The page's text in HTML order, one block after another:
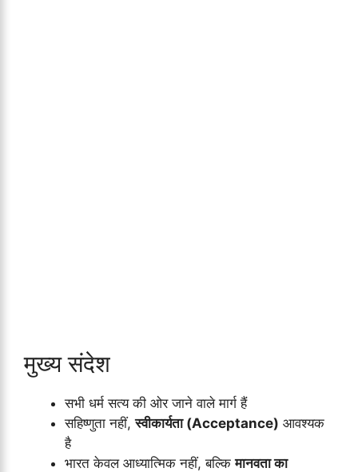
मुख्य संदेश
सभी धर्म सत्य की ओर जाने वाले मार्ग हैं
सहिष्णुता नहीं,स्वीकार्यता (Acceptance) आवश्यक
है
भारत केवल आध्यात्मिक नहीं, बल्किमानवता का